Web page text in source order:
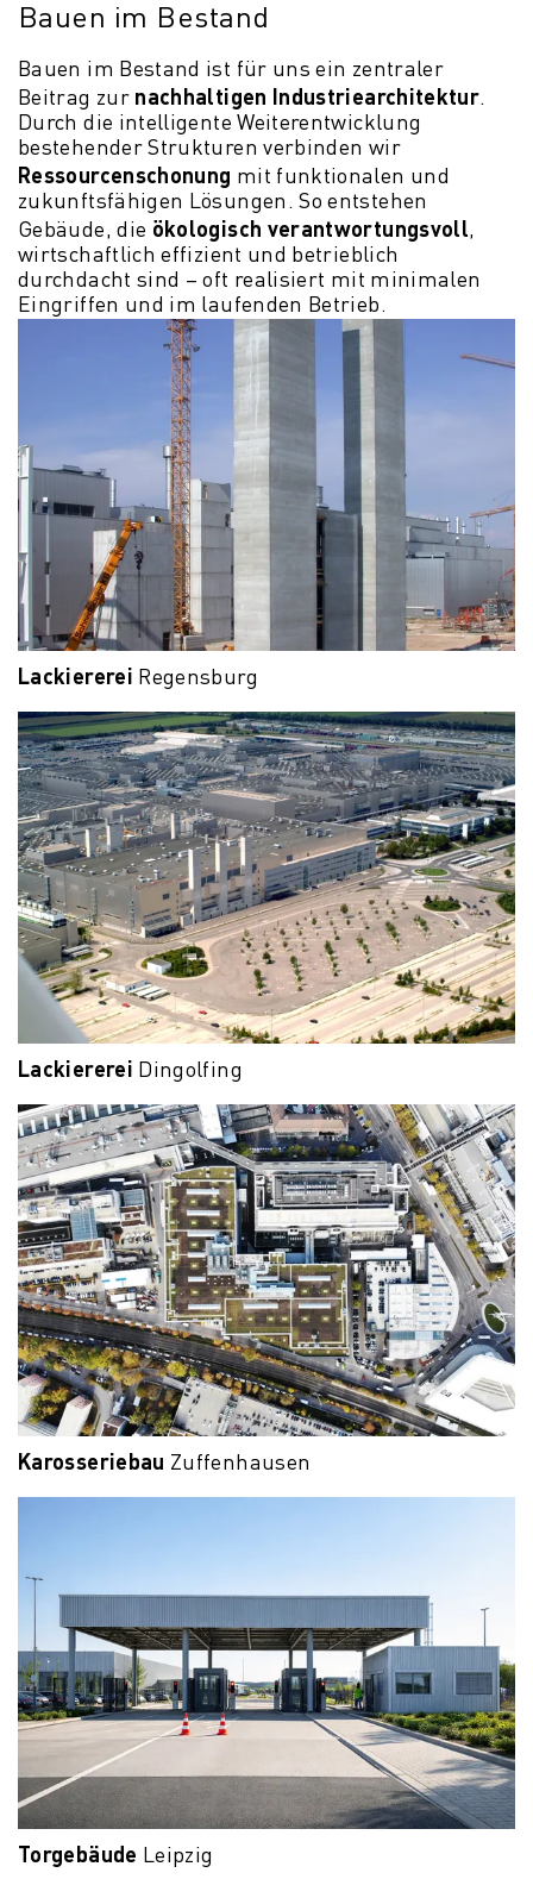
Bauen im Bestand
Bauen im Bestand ist für uns ein zentraler
Beitrag zurnachhaltigen Industriearchitektur.
Durch die intelligente Weiterentwicklung
bestehender Strukturen verbinden wir
Ressourcenschonung mit funktionalen und
zukunftsfähigen Lösungen. So entstehen
Gebäude, die ökologisch verantwortungsvoll,
wirtschaftlich effizient und betrieblich
durchdacht sind – oft realisiert mit minimalen
Eingriffen und im laufenden Betrieb.
Lackiererei Regensburg
Lackiererei Dingolfing
Karosseriebau Zuffenhausen
Torgebäude Leipzig